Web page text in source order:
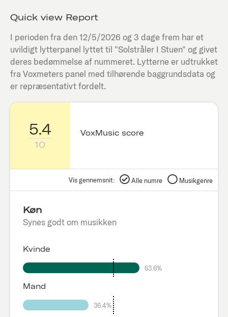
Quick view Report
I perioden fra den12/5/2026 og 3 dage frem har et
uvildigt lytterpanel lyttet til "Solstråler I Stuen" og givet
deres bedømmelse af nummeret. Lytterne er udtrukket
fra Voxmeters panel med tilhørende baggrundsdata og
er repræsentativt fordelt.
5.4
10
VoxMusic score
Vis gennemsnit: Alle numre Musikgenre
Køn
Synes godt om musikken
Kvinde
63.6%
Mand
36.4%